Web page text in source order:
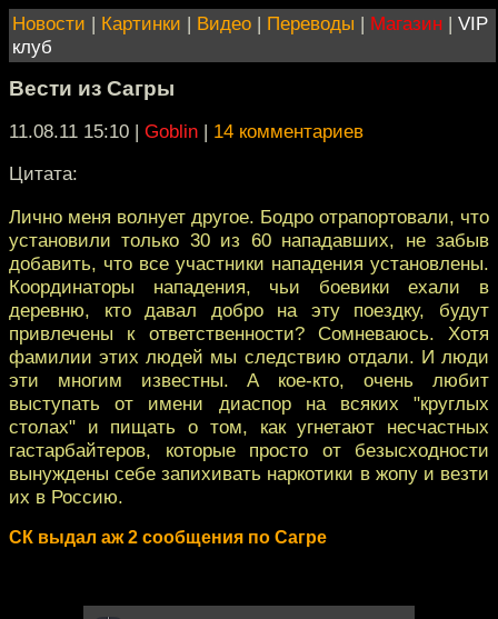
Новости | Картинки | Видео | Переводы | Магазин | VIP
клуб
Вести из Сагры
11.08.11 15:10 | Goblin | 14 комментариев
Цитата:
Лично меня волнует другое. Бодро отрапортовали, что
установили только 30 из 60 нападавших, не забыв
добавить, что все участники нападения установлены.
Координаторы нападения, чьи боевики ехали в
деревню, кто давал добро на эту поездку, будут
привлечены к ответственности? Сомневаюсь. Хотя
фамилии этих людей мы следствию отдали. И люди
эти многим известны. А кое-кто, очень любит
выступать от имени диаспор на всяких "круглых
столах" и пищать о том, как угнетают несчастных
гастарбайтеров, которые просто от безысходности
вынуждены себе запихивать наркотики в жопу и везти
их в Россию.
СК выдал аж 2 сообщения по Сагре